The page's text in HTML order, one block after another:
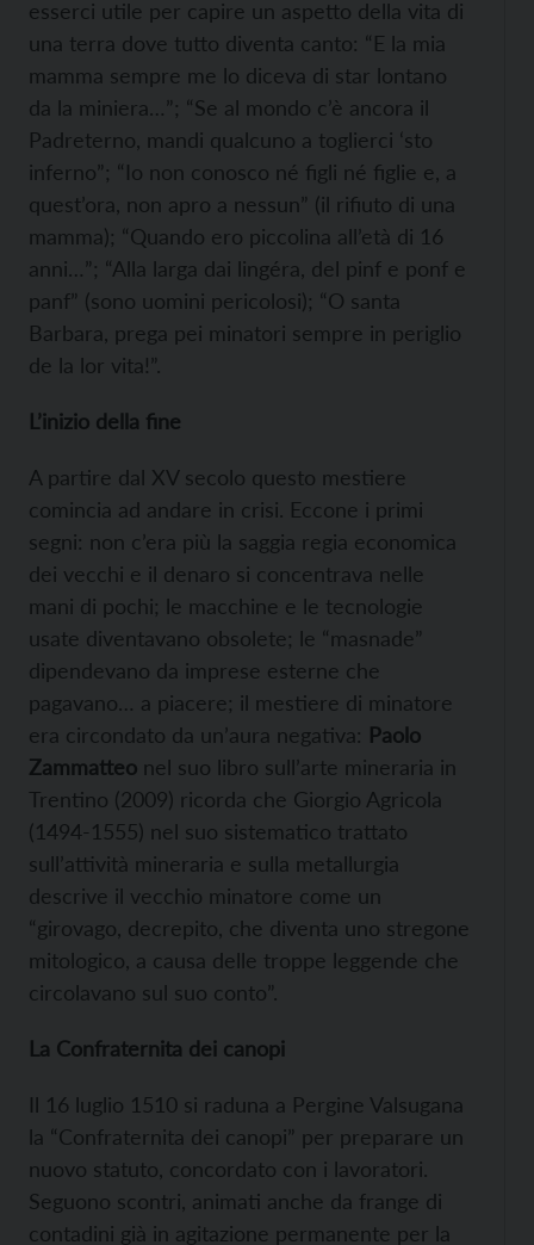
esserci utile per capire un aspetto della vita di
una terra dove tutto diventa canto: “E la mia
mamma sempre me lo diceva di star lontano
da la miniera…”; “Se al mondo c’è ancora il
Padreterno, mandi qualcuno a toglierci ‘sto
inferno”; “Io non conosco né figli né figlie e, a
quest’ora, non apro a nessun” (il rifiuto di una
mamma); “Quando ero piccolina all’età di 16
anni…”; “Alla larga dai lingéra, del pinf e ponf e
panf” (sono uomini pericolosi); “O santa
Barbara, prega pei minatori sempre in periglio
de la lor vita!”.
L’inizio della fine
A partire dal XV secolo questo mestiere
comincia ad andare in crisi. Eccone i primi
segni: non c’era più la saggia regia economica
dei vecchi e il denaro si concentrava nelle
mani di pochi; le macchine e le tecnologie
usate diventavano obsolete; le “masnade”
dipendevano da imprese esterne che
pagavano… a piacere; il mestiere di minatore
era circondato da un’aura negativa: Paolo
Zammatteo nel suo libro sull’arte mineraria in
Trentino (2009) ricorda che Giorgio Agricola
(1494-1555) nel suo sistematico trattato
sull’attività mineraria e sulla metallurgia
descrive il vecchio minatore come un
“girovago, decrepito, che diventa uno stregone
mitologico, a causa delle troppe leggende che
circolavano sul suo conto”.
La Confraternita dei canopi
Il 16 luglio 1510 si raduna a Pergine Valsugana
la “Confraternita dei canopi” per preparare un
nuovo statuto, concordato con i lavoratori.
Seguono scontri, animati anche da frange di
contadini già in agitazione permanente per la